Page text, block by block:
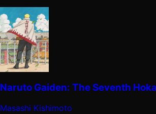
Naruto Gaiden: The Seventh
Masashi Kishimoto